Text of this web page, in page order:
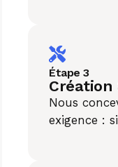
Étape 3
Création
Nous
exigence :